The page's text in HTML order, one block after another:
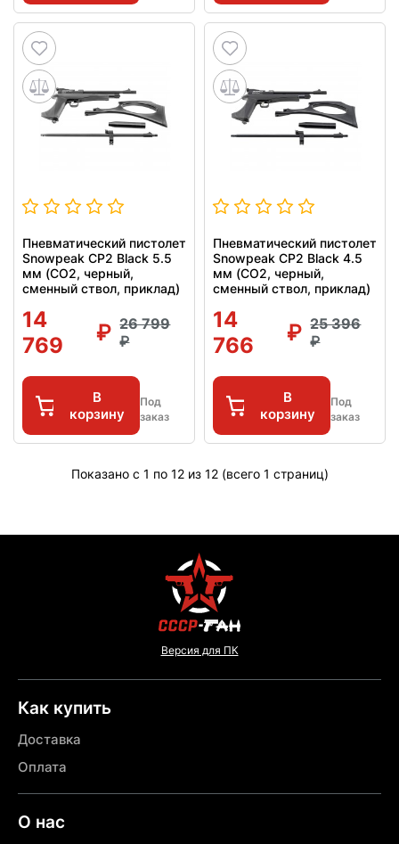
Пневматический пистолет
Snowpeak CP2 Black 5.5
мм (CO2, черный,
сменный ствол, приклад)
14
769
26 799
В
корзину
Под
заказ
Пневматический пистолет
Snowpeak CP2 Black 4.5
мм (CO2, черный,
сменный ствол, приклад)
14
766
25 396
В
корзину
Под
заказ
Показано с 1 по 12 из 12 (всего 1 страниц)
Версия для ПК
Как купить
Доставка
Оплата
О нас